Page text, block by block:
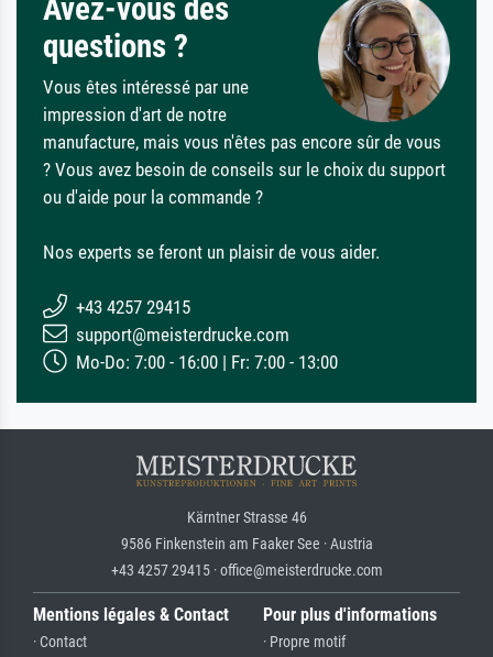
Avez-vous des
questions ?
Vous êtes intéressé par une
impression d'art de notre
manufacture, mais vous n'êtes pas encore sûr de vous
? Vous avez besoin de conseils sur le choix du support
ou d'aide pour la commande ?
Nos experts se feront un plaisir de vous aider.
+43 4257 29415
support@meisterdrucke.com
Mo-Do: 7:00 - 16:00 | Fr: 7:00 - 13:00
Kärntner Strasse 46
9586 Finkenstein am Faaker See · Austria
+43 4257 29415 · office@meisterdrucke.com
Mentions légales & Contact
· Contact
Pour plus d'informations
· Propre motif